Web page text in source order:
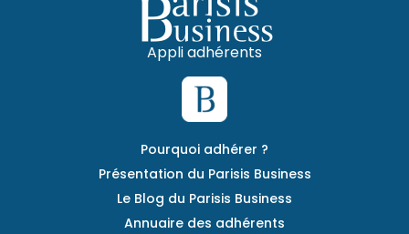
Appli adhérents
Pourquoi adhérer ?
Présentation du Parisis Business
Le Blog du Parisis Business
Annuaire des adhérents